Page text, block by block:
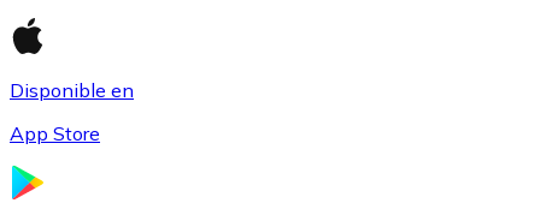
Disponible en
App Store